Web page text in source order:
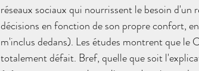
réseaux sociaux qui nourrissent le besoin
décisions en fonction de son propre confort,
m'inclus dedans). Les études montrent que le
totalement défait. Bref, quelle que soit